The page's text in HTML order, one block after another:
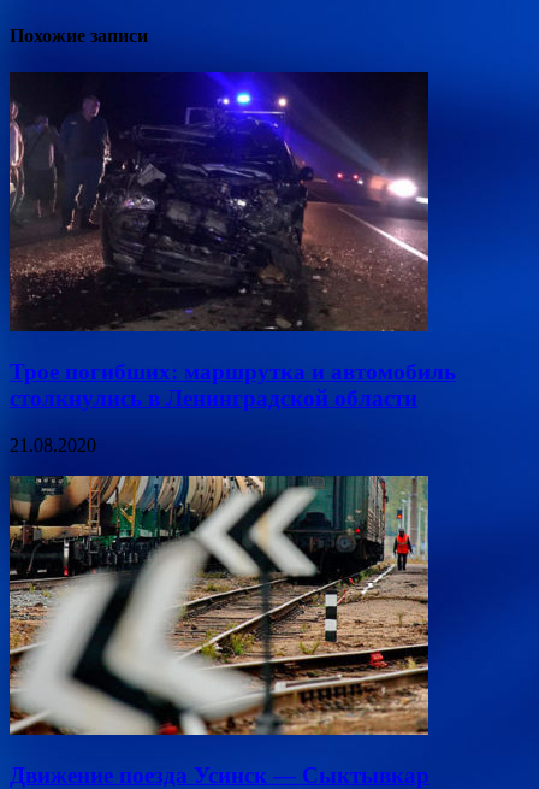
Похожие записи
Трое погибших: маршрутка и автомобиль
столкнулись в Ленинградской области
21.08.2020
Движение поезда Усинск — Сыктывкар